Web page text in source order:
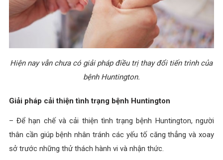
Hiện nay vẫn chưa có giải pháp điều trị thay đổi tiến trình của
bệnh Huntington.
Giải pháp cải thiện tình trạng bệnh Huntington
– Để hạn chế và cải thiện tình trạng bệnh Huntington, người
thân cần giúp bệnh nhân tránh các yếu tố căng thẳng và xoay
sở trước những thử thách hành vi và nhận thức.